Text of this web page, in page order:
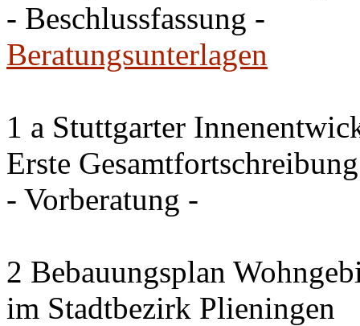
- Beschlussfassung -
Beratungsunterlagen
1 a Stuttgarter
Erste
- Vorberatung -
2 Bebauungsplan
im Stadtbezirk Plieningen